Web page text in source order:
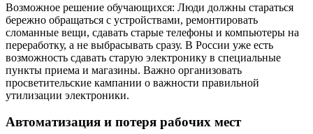
Возможное решение обучающихся: Люди должны стараться
бережно обращаться с устройствами, ремонтировать
сломанные вещи, сдавать старые телефоны и компьютеры на
переработку, а не выбрасывать сразу. В России уже есть
возможность сдавать старую электронику в специальные
пункты приема и магазины. Важно организовать
просветительские кампании о важности правильной
утилизации электроники.
Автоматизация и потеря рабочих мест